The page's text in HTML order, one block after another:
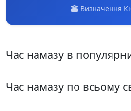
Визначення
Час намазу в
Час намазу по всьому